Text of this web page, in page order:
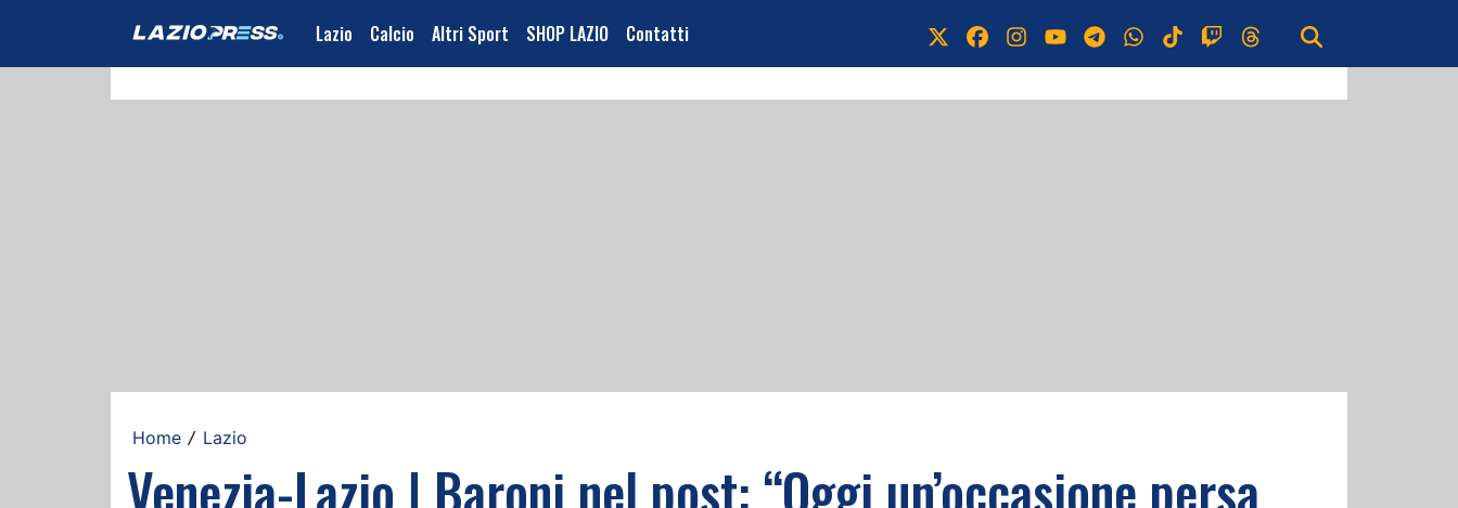
Lazio Calcio Altri Sport SHOP LAZIO Contatti
Home / Lazio
Venezia-Lazio | Baroni nel post: “Oggi un’occasione persa,